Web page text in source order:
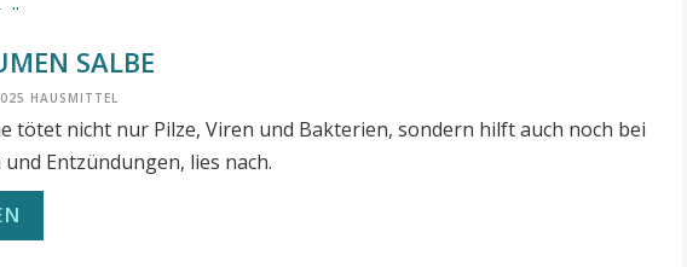
SALBE
HAUSMITTEL
tötet nicht nur Pilze, Viren und Bakterien, sondern hilft auch noch bei
Entzündungen, lies nach.